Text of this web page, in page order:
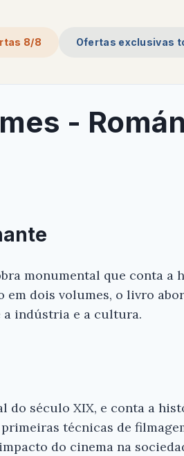
8/8 Ofertas exclusivas
- Román
monumental que conta a
em dois volumes, o livro
a indústria e a cultura.
do século XIX, e conta a
técnicas de
do cinema na